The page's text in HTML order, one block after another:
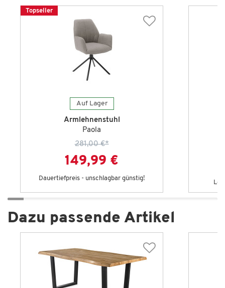
Topseller
Auf Lager
Armlehnenstuhl
Paola
281,00 €*
149,99 €
Dauertiefpreis - unschlagbar günstig!
Dazu passende Artikel